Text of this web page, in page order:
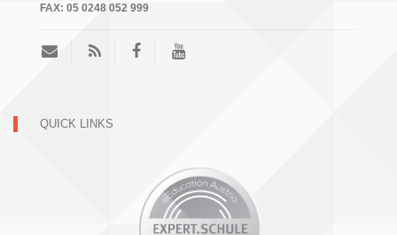
FAX: 05 0248 052 999
QUICK LINKS